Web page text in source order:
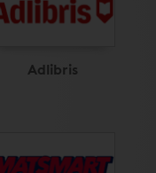
Adlibris